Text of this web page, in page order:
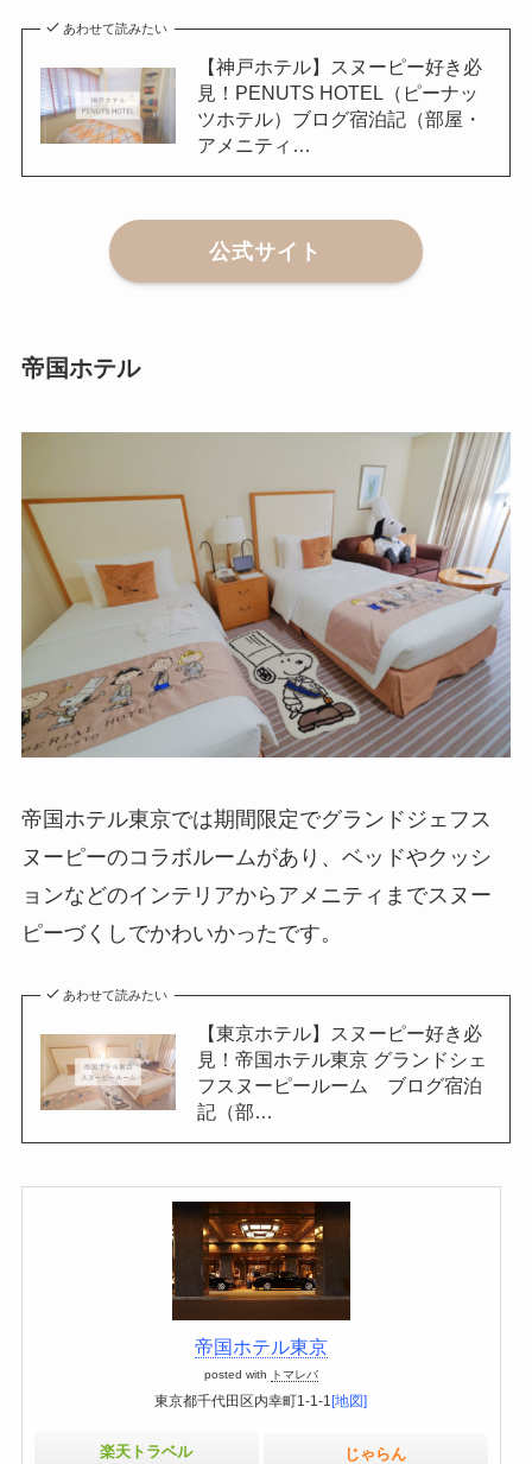
あわせて読みたい
【神戸ホテル】スヌーピー好き必
見！PENUTS HOTEL（ピーナッ
ツホテル）ブログ宿泊記（部屋・
アメニティ…
公式サイト
帝国ホテル
帝国ホテル東京では期間限定でグランドジェフス
ヌーピーのコラボルームがあり、ベッドやクッシ
ョンなどのインテリアからアメニティまでスヌー
ピーづくしでかわいかったです。
あわせて読みたい
【東京ホテル】スヌーピー好き必
見！帝国ホテル東京 グランドシェ
フスヌーピールーム ブログ宿泊
記（部…
帝国ホテル東京
posted with トマレバ
東京都千代田区内幸町1-1-1 [地図]
楽天トラベル じゃらん